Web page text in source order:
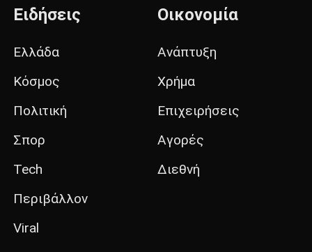
Ειδήσεις
Ελλάδα
Κόσμος
Πολιτική
Σπορ
Tech
Περιβάλλον
Viral
Οικονομία
Ανάπτυξη
Χρήμα
Επιχειρήσεις
Αγορές
Διεθνή